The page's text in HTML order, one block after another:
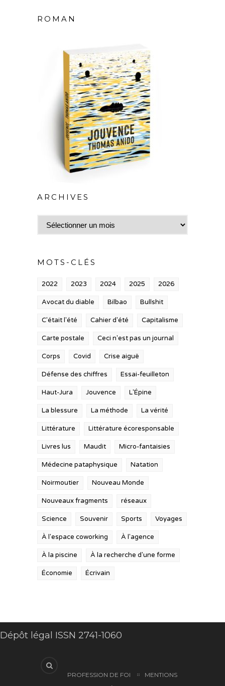
ROMAN
ARCHIVES
Archives
MOTS-CLÉS
2022 2023 2024 2025 2026
Avocat du diable Bilbao Bullshit
C'était l'été Cahier d'été Capitalisme
Carte postale Ceci n'est pas un journal
Corps Covid Crise aiguë
Défense des chiffres Essai-feuilleton
Haut-Jura Jouvence L'Épine
La blessure La méthode La vérité
Littérature Littérature écoresponsable
Livres lus Maudit Micro-fantaisies
Médecine pataphysique Natation
Noirmoutier Nouveau Monde
Nouveaux fragments réseaux
Science Souvenir Sports Voyages
À l'espace coworking À l'agence
À la piscine À la recherche d'une forme
Économie Écrivain
Dépôt légal ISSN 2741-1060
PROFESSION DE FOI
MENTIONS